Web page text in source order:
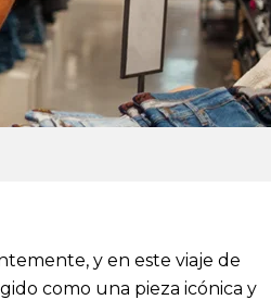
y en este viaje de
como una pieza icónica y